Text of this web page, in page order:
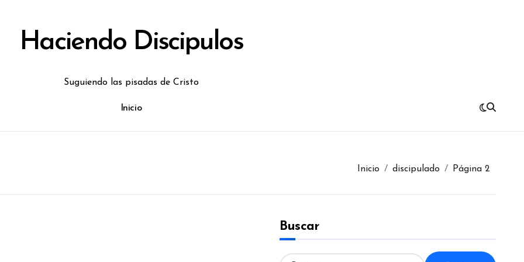
Haciendo Discipulos
Suguiendo las pisadas de Cristo
Inicio
Inicio discipulado Página 2
Buscar
B